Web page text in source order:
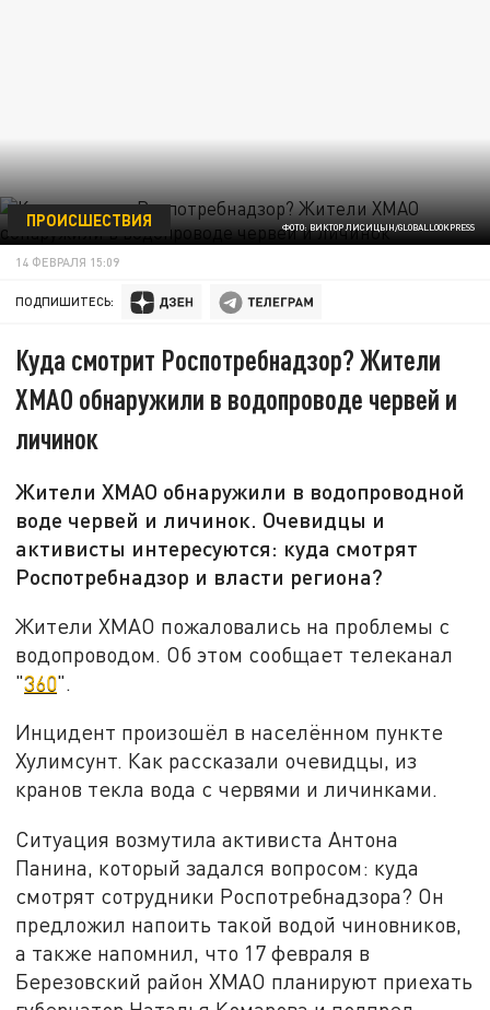
ФОТО: ВИКТОР ЛИСИЦЫН/GLOBALLOOKPRESS
ПРОИСШЕСТВИЯ
14 ФЕВРАЛЯ 15:09
ПОДПИШИТЕСЬ:
Куда смотрит Роспотребнадзор? Жители
ХМАО обнаружили в водопроводе червей и
личинок
Жители ХМАО обнаружили в водопроводной
воде червей и личинок. Очевидцы и
активисты интересуются: куда смотрят
Роспотребнадзор и власти региона?
Жители ХМАО пожаловались на проблемы с
водопроводом. Об этом сообщает телеканал
"360".
Инцидент произошёл в населённом пункте
Хулимсунт. Как рассказали очевидцы, из
кранов текла вода с червями и личинками.
Ситуация возмутила активиста Антона
Панина, который задался вопросом: куда
смотрят сотрудники Роспотребнадзора? Он
предложил напоить такой водой чиновников,
а также напомнил, что 17 февраля в
Березовский район ХМАО планируют приехать